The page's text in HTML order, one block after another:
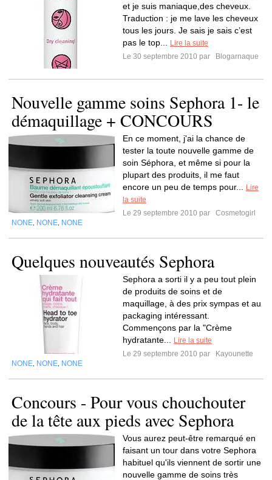
et je suis maniaque,des cheveux.
Traduction : je me lave les cheveux
tous les jours. Je sais je sais c’est
pas le top...
Lire la suite
Le 30 septembre 2010 par
Blogarnaque
Nouvelle gamme soins Sephora 1- le
démaquillage + CONCOURS
En ce moment, j'ai la chance de
tester la toute nouvelle gamme de
soin Séphora, et même si pour la
plupart des produits, il me faut
encore un peu de temps pour...
Lire
la suite
Le 29 septembre 2010 par
Cosmetogirl
NONE NONE NONE
Quelques nouveautés Sephora
Sephora a sorti il y a peu tout plein
de produits de soins et de
maquillage, à des prix sympas et au
packaging intéressant.
Commençons par la "Crème
hydratante...
Lire la suite
Le 29 septembre 2010 par
Kayounette
NONE NONE NONE
Concours - Pour vous chouchouter
de la tête aux pieds avec Sephora
Vous aurez peut-être remarqué en
faisant un tour dans votre Sephora
habituel qu'ils viennent de sortir une
nouvelle gamme de soins très